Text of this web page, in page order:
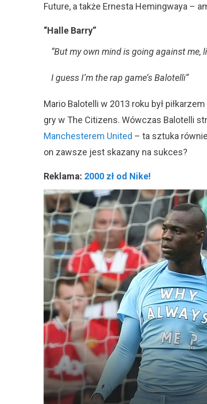
Future, a także Ernesta Hemingwaya –
“Halle Barry”
“But my own mind is going against me,
I guess I’m the rap game’s Balotelli“
Mario Balotelli w 2013 roku był
gry w The Citizens. Wówczas Balotelli
Manchesterem United – ta sztuka
on zawsze jest skazany na sukces?
Reklama: 2000 zł od Nike!